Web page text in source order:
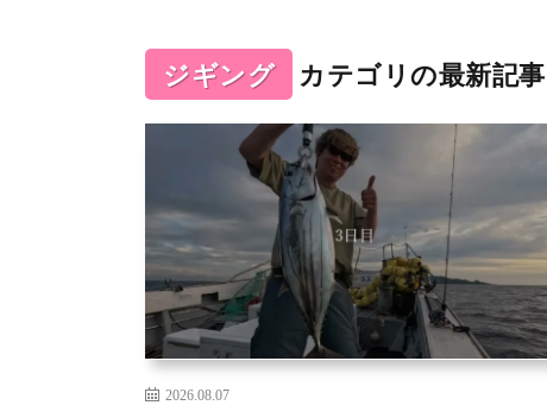
ジギング カテゴリの最新記事
2026.08.07